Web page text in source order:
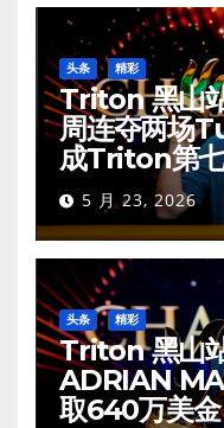
头条 精彩
Triton 黑山
周连夺两场
成Triton第七
5 月 23, 2026
头条 精彩
Triton 黑山
ADRIAN
取640万美